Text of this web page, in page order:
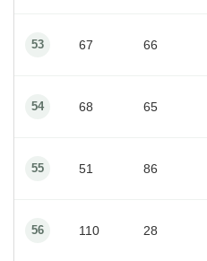
53 67 66
54 68 65
55 51 86
56 110 28